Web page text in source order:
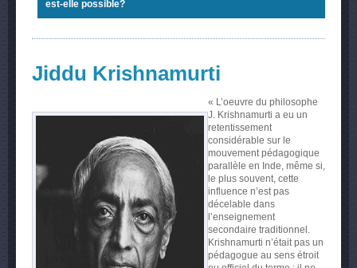
est-elle possible?
Jiddu Krishnamurti
« L’oeuvre du philosophe
J. Krishnamurti a eu un
retentissement
considérable sur le
mouvement pédagogique
parallèle en Inde, même si,
le plus souvent, cette
influence n’est pas
décelable dans
l’enseignement
secondaire traditionnel.
Krishnamurti n’était pas un
pédagogue au sens étroit